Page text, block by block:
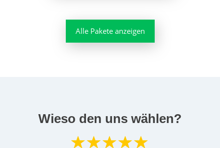
Alle Pakete anzeigen
Wieso den uns wählen?